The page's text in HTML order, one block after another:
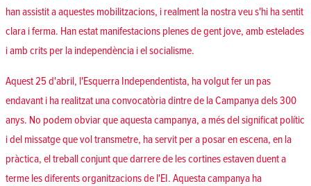
han assistit a aquestes mobilitzacions, i realment la nostra veu s'hi ha sentit
clara i ferma. Han estat manifestacions plenes de gent jove, amb estelades
i amb crits per la independència i el socialisme.
Aquest 25 d'abril, l'Esquerra Independentista, ha volgut fer un pas
endavant i ha realitzat una convocatòria dintre de la Campanya dels 300
anys. No podem obviar que aquesta campanya, a més del significat polític
i del missatge que vol transmetre, ha servit per a posar en escena, en la
pràctica, el treball conjunt que darrere de les cortines estaven duent a
terme les diferents organitzacions de l'EI. Aquesta campanya ha